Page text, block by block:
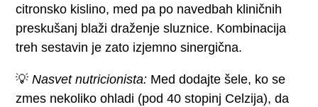
citronsko kislino, med pa po navedbah kliničnih
preskušanj blaži draženje sluznice. Kombinacija
treh sestavin je zato izjemno sinergična.
💡Nasvet nutricionista: Med dodajte šele, ko se
zmes nekoliko ohladi (pod 40 stopinj Celzija), da